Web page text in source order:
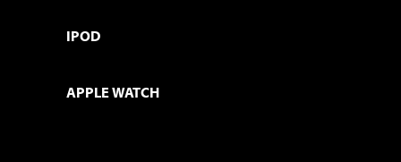
IPOD
APPLE WATCH